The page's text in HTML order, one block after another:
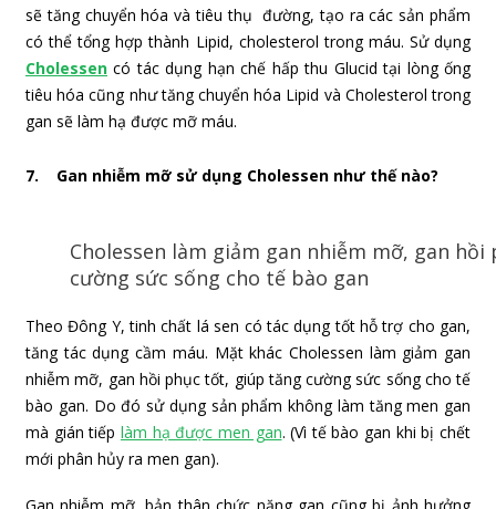
sẽ tăng chuyển hóa và tiêu thụ đường, tạo ra các sản phẩm
có thể tổng hợp thành Lipid, cholesterol trong máu. Sử dụng
Cholessen có tác dụng hạn chế hấp thu Glucid tại lòng ống
tiêu hóa cũng như tăng chuyển hóa Lipid và Cholesterol trong
gan sẽ làm hạ được mỡ máu.
7. Gan nhiễm mỡ sử dụng Cholessen như thế nào?
Cholessen làm giảm gan nhiễm mỡ, gan
cường sức sống cho tế bào gan
Theo Đông Y, tinh chất lá sen có tác dụng tốt hỗ trợ cho gan,
tăng tác dụng cầm máu. Mặt khác Cholessen làm giảm gan
nhiễm mỡ, gan hồi phục tốt, giúp tăng cường sức sống cho tế
bào gan. Do đó sử dụng sản phẩm không làm tăng men gan
mà gián tiếp làm hạ được men gan. (Vì tế bào gan khi bị chết
mới phân hủy ra men gan).